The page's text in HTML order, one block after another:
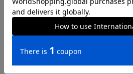
「MODERN CLASSIC MODEL（モ
ル）」とは？
清涼感のあるトロピカル生地を使用
りも細い糸を使用し、軽やか＆ウー